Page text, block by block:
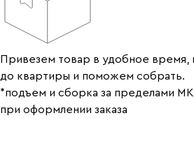
Привезем товар в удобное время,
до квартиры и поможем собрать.
*подъем и сборка за пределами
при оформлении заказа